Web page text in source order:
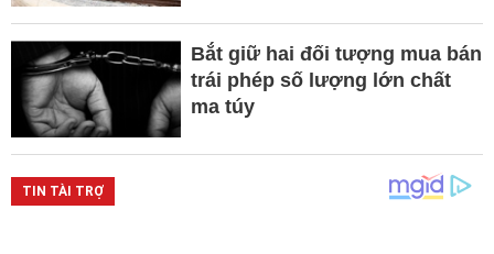
Bắt giữ hai đối tượng mua bán
trái phép số lượng lớn chất
ma túy